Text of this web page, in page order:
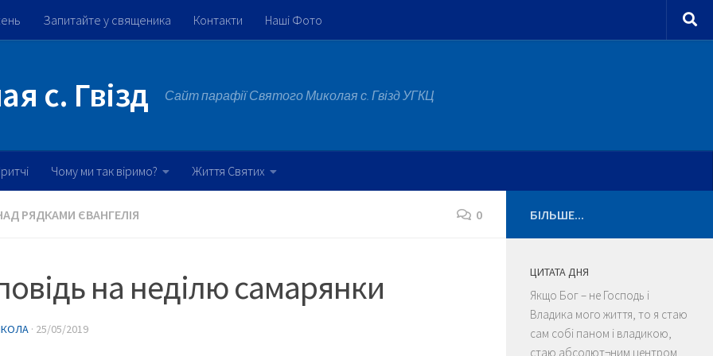
Запитайте у священика Контакти Наші Фото
с. Гвізд Сайт парафії Святого Миколая с. Гвізд УГКЦ
Чому ми так віримо? Життя Святих
РЯДКАМИ ЄВАНГЕЛІЯ 0
на неділю самарянки
· 25/05/2019
БІЛЬШЕ...
ЦИТАТА ДНЯ
Якщо Бог – не Господь і
Владика мого життя, то я стаю
сам собі паном і владикою,
стаю абсолют¬ним центром